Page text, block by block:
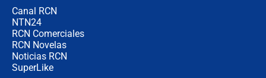
Canal RCN
NTN24
RCN Comerciales
RCN Novelas
Noticias RCN
SuperLike